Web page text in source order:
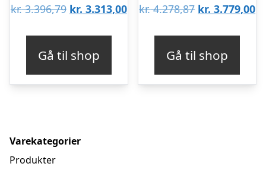
kr.3.396,79 Den
kr. 3.396,79.
kr. 3.313,00Den
kr. 3.313,00.
Gå til shop
kr.4.278,87 Den
kr. 4.278,87.
kr. 3.779,00
Gå til shop
Varekategorier
Produkter